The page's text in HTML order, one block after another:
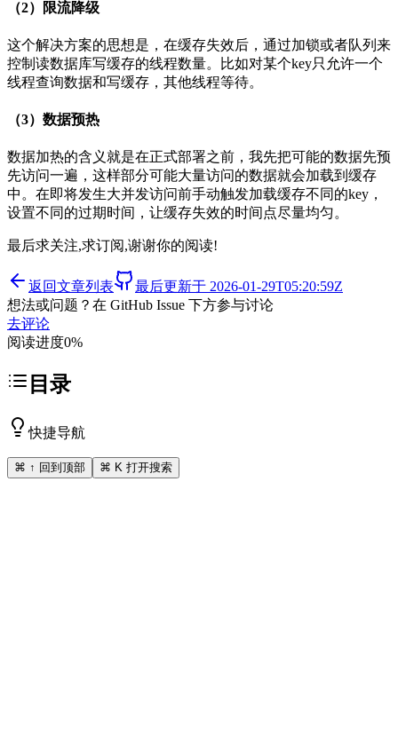
（2）限流降级
这个解决方案的思想是，在缓存失效后，通过加锁或者队列来
控制读数据库写缓存的线程数量。比如对某个key只允许一个
线程查询数据和写缓存，其他线程等待。
（3）数据预热
数据加热的含义就是在正式部署之前，我先把可能的数据先预
先访问一遍，这样部分可能大量访问的数据就会加载到缓存
中。在即将发生大并发访问前手动触发加载缓存不同的key，
设置不同的过期时间，让缓存失效的时间点尽量均匀。
最后求关注,求订阅,谢谢你的阅读!
返回文章列表 最后更新于 2026-01-29T05:20:59Z
想法或问题？在 GitHub Issue 下方参与讨论
去评论
阅读进度0%
目录
快捷导航
⌘ ↑ 回到顶部 ⌘ K 打开搜索